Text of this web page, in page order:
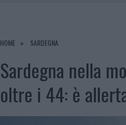
6 AGOSTO 2026
HOME SARDEGNA
Sardegna nella
oltre i 44: è